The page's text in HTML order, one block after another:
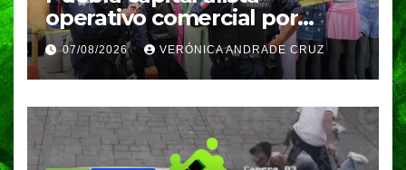
operativo comercial por
fiestas patrias y regreso a
clases
07/08/2026 VERÓNICA ANDRADE CRUZ